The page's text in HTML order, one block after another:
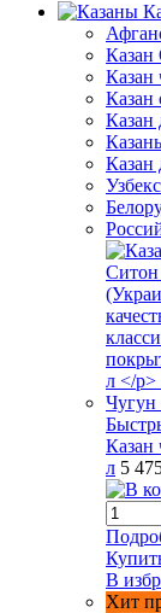
Казан
Казан
Казан
Казан
Казан
Казан
л 5
В
Хит